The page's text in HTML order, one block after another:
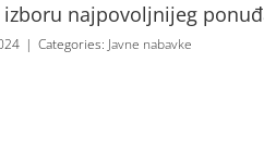
izboru najpovoljnijeg
| Categories: Javne nabavke